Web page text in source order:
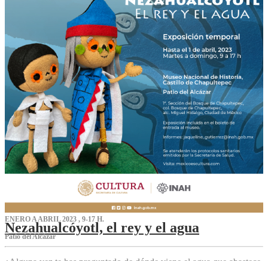
ENERO A ABRIL 2023 , 9-17 H.
Nezahualcóyotl, el rey y el agua
Patio del Alcázar